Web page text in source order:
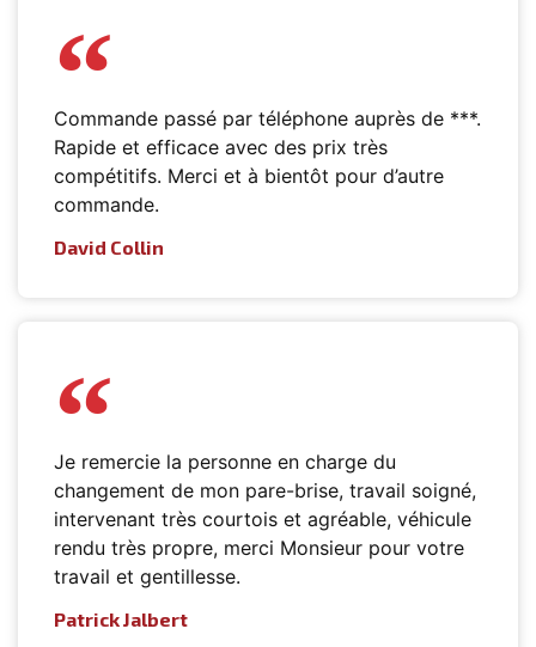
Commande passé par téléphone auprès de ***.
Rapide et efficace avec des prix très
compétitifs. Merci et à bientôt pour d’autre
commande.
David Collin
Je remercie la personne en charge du
changement de mon pare-brise, travail soigné,
intervenant très courtois et agréable, véhicule
rendu très propre, merci Monsieur pour votre
travail et gentillesse.
Patrick Jalbert